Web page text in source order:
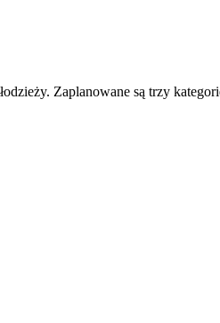
Zaplanowane są trzy